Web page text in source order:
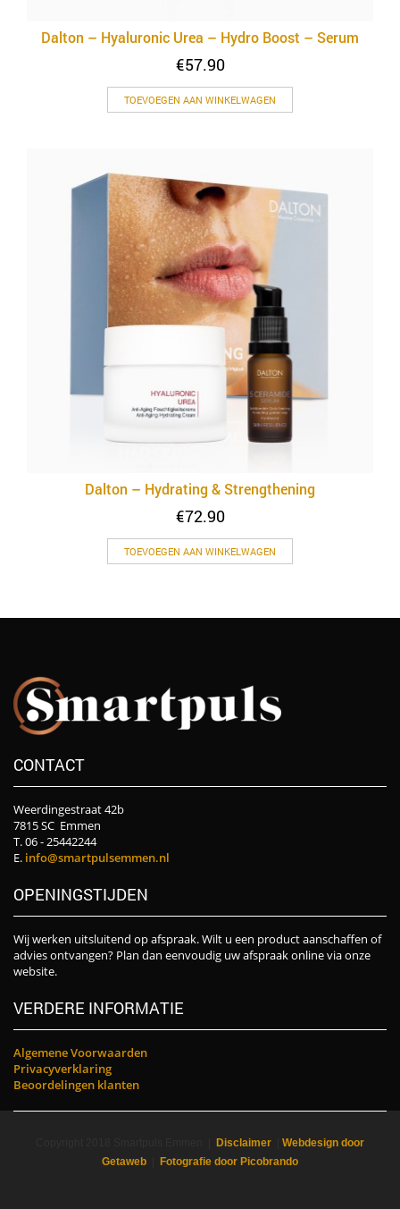
Dalton – Hyaluronic Urea – Hydro Boost – Serum
€57.90
TOEVOEGEN AAN WINKELWAGEN
Dalton – Hydrating & Strengthening
€72.90
TOEVOEGEN AAN WINKELWAGEN
CONTACT
Weerdingestraat 42b
7815 SC Emmen
T. 06 - 25442244
E. info@smartpulsemmen.nl
OPENINGSTIJDEN
Wij werken uitsluitend op afspraak. Wilt u een product aanschaffen of
advies ontvangen? Plan dan eenvoudig uw afspraak online via onze
website.
VERDERE INFORMATIE
Algemene Voorwaarden
Privacyverklaring
Beoordelingen klanten
Disclaimer
Webdesign door
Getaweb
Fotografie door Picobrando